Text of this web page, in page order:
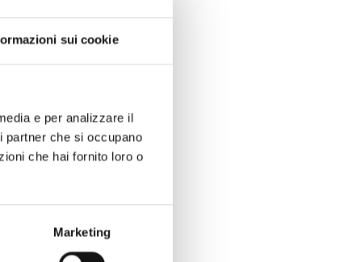
sui cookie
e per analizzare il
partner che si occupano
che hai fornito loro o
Marketing